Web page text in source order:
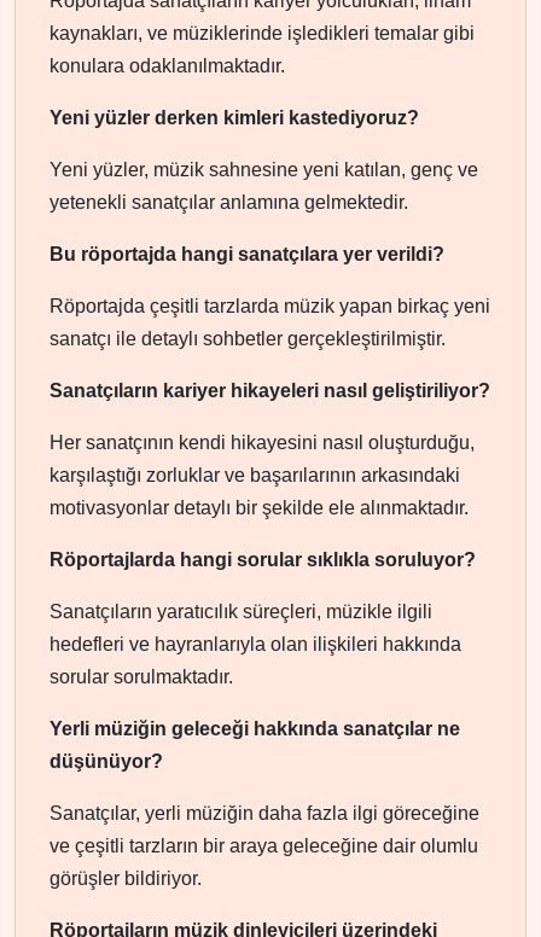
kaynakları, ve müziklerinde işledikleri temalar gibi
konulara odaklanılmaktadır.
Yeni yüzler derken kimleri kastediyoruz?
Yeni yüzler, müzik sahnesine yeni katılan, genç ve
yetenekli sanatçılar anlamına gelmektedir.
Bu röportajda hangi sanatçılara yer verildi?
Röportajda çeşitli tarzlarda müzik yapan birkaç yeni
sanatçı ile detaylı sohbetler gerçekleştirilmiştir.
Sanatçıların kariyer hikayeleri nasıl geliştiriliyor?
Her sanatçının kendi hikayesini nasıl oluşturduğu,
karşılaştığı zorluklar ve başarılarının arkasındaki
motivasyonlar detaylı bir şekilde ele alınmaktadır.
Röportajlarda hangi sorular sıklıkla soruluyor?
Sanatçıların yaratıcılık süreçleri, müzikle ilgili
hedefleri ve hayranlarıyla olan ilişkileri hakkında
sorular sorulmaktadır.
Yerli müziğin geleceği hakkında sanatçılar ne
düşünüyor?
Sanatçılar, yerli müziğin daha fazla ilgi göreceğine
ve çeşitli tarzların bir araya geleceğine dair olumlu
görüşler bildiriyor.
Röportajların müzik dinleyicileri üzerindeki